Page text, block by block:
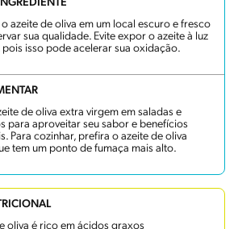
azeite de oliva em um local escuro e fresco
sua qualidade. Evite expor o azeite à luz
pois isso pode acelerar sua oxidação.
de oliva extra virgem em saladas e
para aproveitar seu sabor e benefícios
Para cozinhar, prefira o azeite de oliva
tem um ponto de fumaça mais alto.
oliva é rico em ácidos graxos